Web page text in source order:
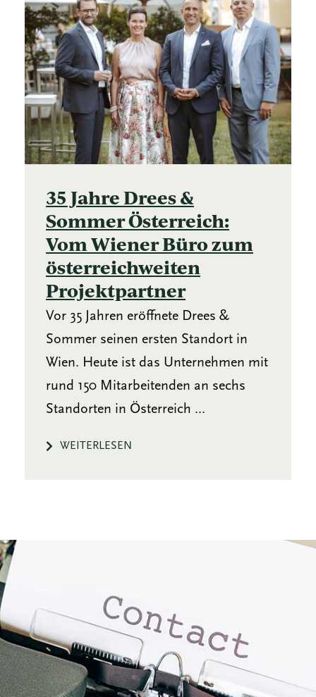
35 Jahre Drees &
Sommer Österreich:
Vom Wiener Büro zum
österreichweiten
Projektpartner
Vor 35 Jahren eröffnete Drees &
Sommer seinen ersten Standort in
Wien. Heute ist das Unternehmen mit
rund 150 Mitarbeitenden an sechs
Standorten in Österreich ...
WEITERLESEN